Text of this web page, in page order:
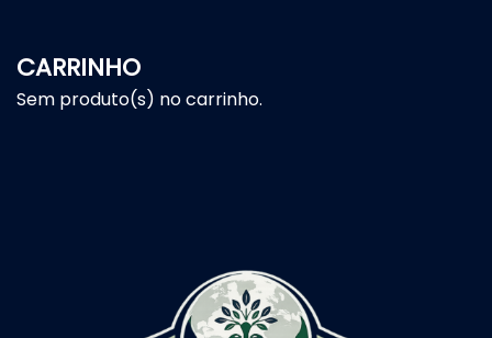
CARRINHO
Sem produto(s) no carrinho.